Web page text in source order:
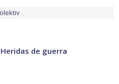
de guerra